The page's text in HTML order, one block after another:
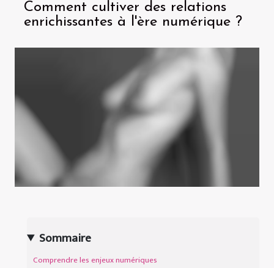
Comment cultiver des relations
enrichissantes à l'ère numérique ?
Sommaire
Comprendre les enjeux numériques